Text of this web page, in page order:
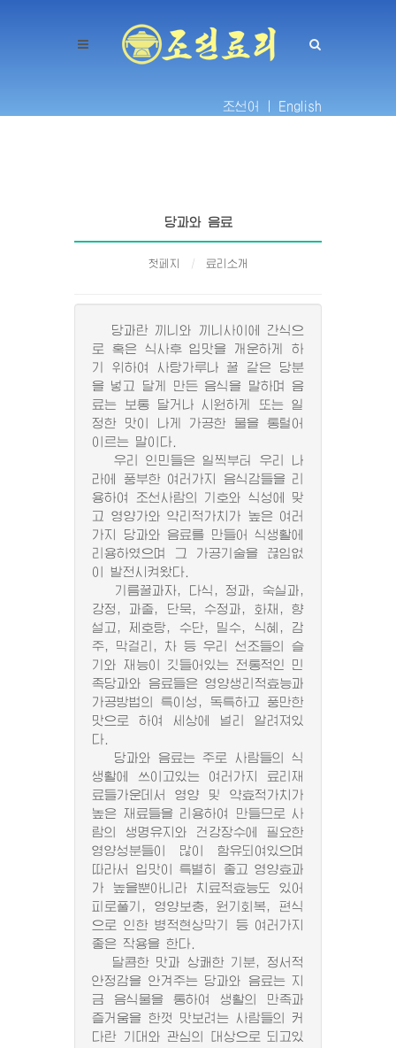
조선어 | English
당과와 음료
첫페지 료리소개
당과란 끼니와 끼니사이에 간식으
로 혹은 식사후 입맛을 개운하게 하
기 위하여 사탕가루나 꿀 같은 당분
을 넣고 달게 만든 음식을 말하며 음
료는 보통 달거나 시원하게 또는 일
정한 맛이 나게 가공한 물을 통털어
이르는 말이다.
우리 인민들은 일찍부터 우리 나
라에 풍부한 여러가지 음식감들을 리
용하여 조선사람의 기호와 식성에 맞
고 영양가와 약리적가치가 높은 여러
가지 당과와 음료를 만들어 식생활에
리용하였으며 그 가공기술을 끊임없
이 발전시켜왔다.
기름꿀과자, 다식, 정과, 숙실과,
강정, 과줄, 단묵, 수정과, 화채, 향
설고, 제호탕, 수단, 밀수, 식혜, 감
주, 막걸리, 차 등 우리 선조들의 슬
기와 재능이 깃들어있는 전통적인 민
족당과와 음료들은 영양생리적효능과
가공방법의 특이성, 독특하고 풍만한
맛으로 하여 세상에 널리 알려져있
다.
당과와 음료는 주로 사람들의 식
생활에 쓰이고있는 여러가지 료리재
료들가운데서 영양 및 약효적가치가
높은 재료들을 리용하여 만들므로 사
람의 생명유지와 건강장수에 필요한
영양성분들이 많이 함유되여있으며
따라서 입맛이 특별히 좋고 영양효과
가 높을뿐아니라 치료적효능도 있어
피로풀기, 영양보충, 원기회복, 편식
으로 인한 병적현상막기 등 여러가지
좋은 작용을 한다.
달콤한 맛과 상쾌한 기분, 정서적
안정감을 안겨주는 당과와 음료는 지
금 음식물을 통하여 생활의 만족과
즐거움을 한껏 맛보려는 사람들의 커
다란 기대와 관심의 대상으로 되고있